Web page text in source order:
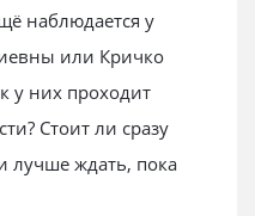
наблюдается у
или Кричко
у них проходит
Стоит ли сразу
лучше ждать, пока